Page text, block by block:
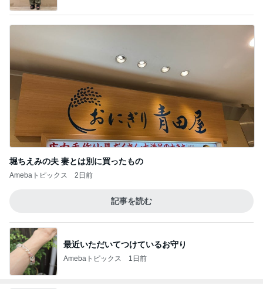
堀ちえみの夫 妻とは別に買ったもの
Amebaトピックス 2日前
記事を読む
最近いただいてつけているお守り
Amebaトピックス 1日前